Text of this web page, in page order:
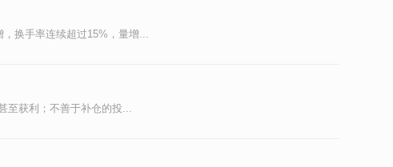
，换手率连续超过15%，量增...
至获利；不善于补仓的投...